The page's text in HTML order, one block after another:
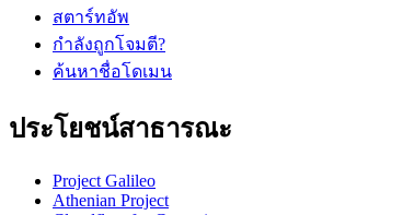
สตาร์ทอัพ
กำลังถูกโจมตี?
ค้นหาชื่อโดเมน
ประโยชน์สาธารณะ
Project Galileo
Athenian Project